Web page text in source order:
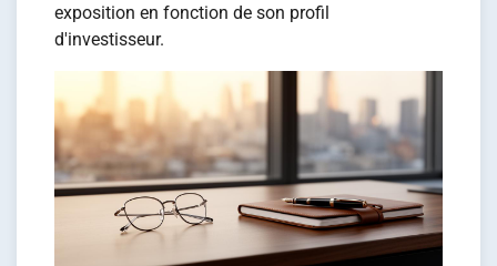
exposition en fonction de son profil
d'investisseur.